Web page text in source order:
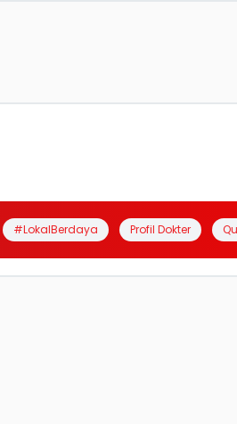
#LokalBerdaya Profil Dokter